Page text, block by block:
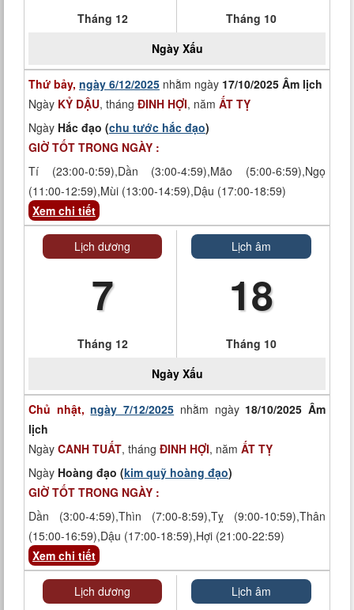
Tháng 12
Tháng 10
Ngày Xấu
Thứ bảy, ngày 6/12/2025 nhằm ngày 17/10/2025 Âm lịch
Ngày KỶ DẬU, tháng ĐINH HỢI, năm ẤT TỴ
Ngày Hắc đạo (chu tước hắc đạo)
GIỜ TỐT TRONG NGÀY :
Tí (23:00-0:59),Dần (3:00-4:59),Mão (5:00-6:59),Ngọ
(11:00-12:59),Mùi (13:00-14:59),Dậu (17:00-18:59)
Xem chi tiết
Lịch dương
7
Tháng 12
Lịch âm
18
Tháng 10
Ngày Xấu
Chủ nhật,ngày 7/12/2025 nhằm ngày 18/10/2025 Âm
lịch
Ngày CANH TUẤT, tháng ĐINH HỢI, năm ẤT TỴ
Ngày Hoàng đạo (kim quỹ hoàng đạo)
GIỜ TỐT TRONG NGÀY :
Dần (3:00-4:59),Thìn (7:00-8:59),Tỵ (9:00-10:59),Thân
(15:00-16:59),Dậu (17:00-18:59),Hợi (21:00-22:59)
Xem chi tiết
Lịch dương Lịch âm